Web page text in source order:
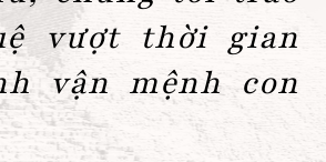
vượt thời gian
vận mệnh con